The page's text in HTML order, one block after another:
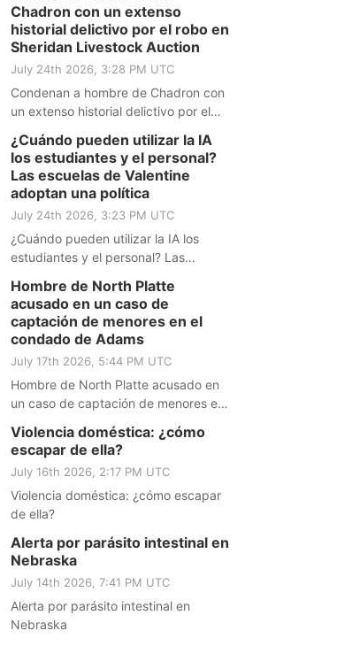
Chadron con un extenso
historial delictivo por el robo en
Sheridan Livestock Auction
July 24th 2026, 3:28 PM UTC
Condenan a hombre de Chadron con
un extenso historial delictivo por el
¿Cuándo pueden utilizar la IA
los estudiantes y el personal?
Las escuelas de Valentine
adoptan una política
July 24th 2026, 3:23 PM UTC
¿Cuándo pueden utilizar la IA los
estudiantes y el personal? Las
política
Hombre de North Platte
acusado en un caso de
captación de menores en el
condado de Adams
July 17th 2026, 5:44 PM UTC
Hombre de North Platte acusado en
un caso de captación de menores en
Violencia doméstica: ¿cómo
escapar de ella?
July 16th 2026, 2:17 PM UTC
Violencia doméstica: ¿cómo escapar
de ella?
Alerta por parásito intestinal en
Nebraska
July 14th 2026, 7:41 PM UTC
Alerta por parásito intestinal en
Nebraska